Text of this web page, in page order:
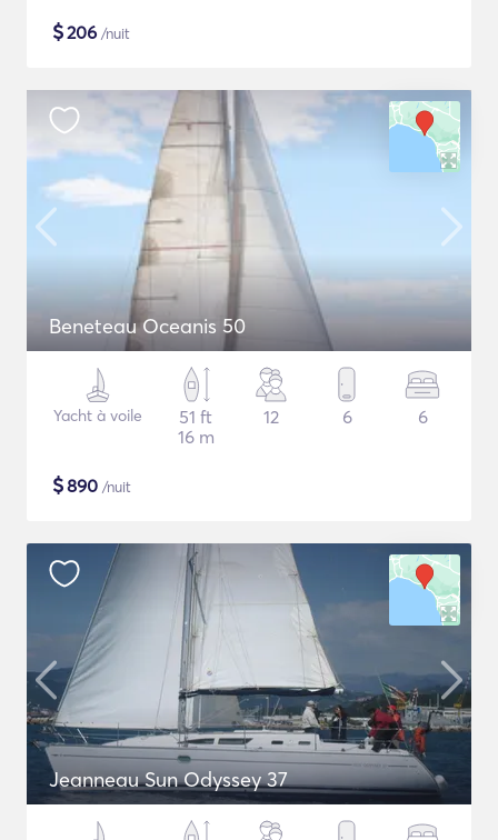
$206 /nuit
Beneteau Oceanis 50
Yacht à voile
51 ft
16 m
12 6 6
$890 /nuit
Jeanneau Sun Odyssey 37